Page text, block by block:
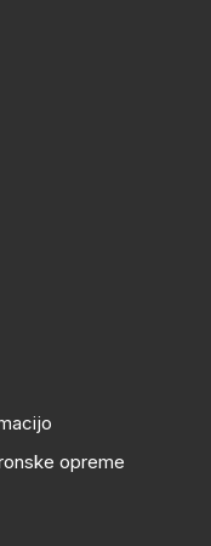
opreme